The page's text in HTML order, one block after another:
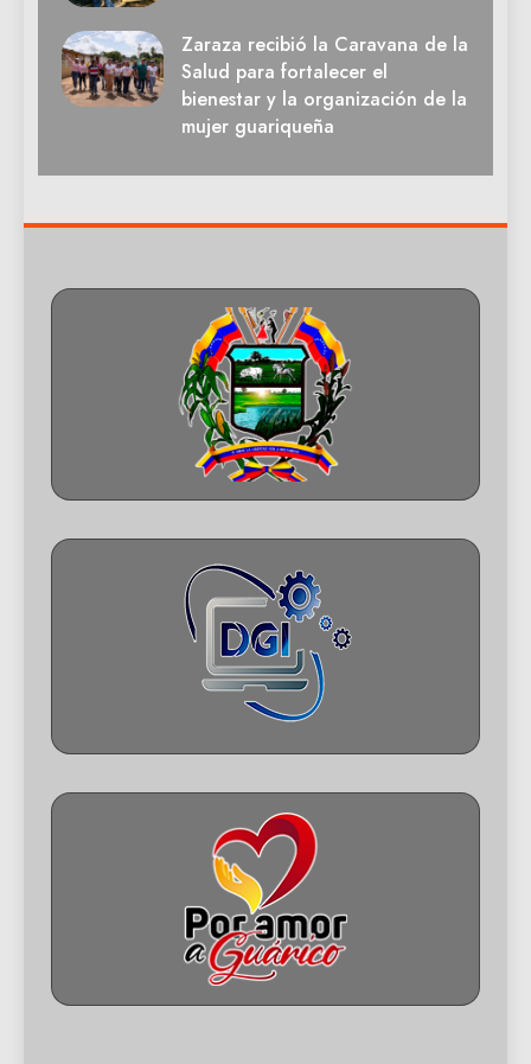
Zaraza recibió la Caravana de la
Salud para fortalecer el
bienestar y la organización de la
mujer guariqueña